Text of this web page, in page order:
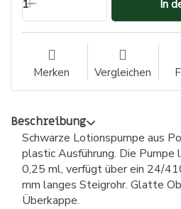
1 In
Merken Vergleichen
Beschreibung
Schwarze Lotionspumpe aus
plastic Ausführung. Die Pumpe
0,25 ml, verfügt über ein 24/
mm langes Steigrohr. Glatte
Überkappe.